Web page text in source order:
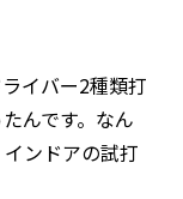
イバー2種類打
んです。なん
ンドアの試打